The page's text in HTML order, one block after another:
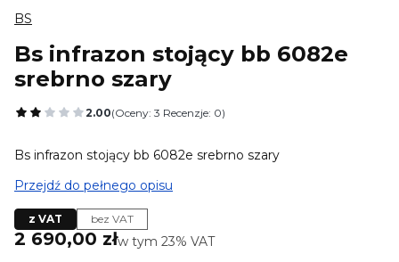
BS
Bs infrazon stojący bb 6082e
srebrno szary
2.00(Oceny: 3 Recenzje: 0)
Przejdź do sekcji Opinie
Bs infrazon stojący bb 6082e srebrno szary
Przejdź do pełnego opisu
z VAT bez VAT
Cena
2 690,00 złw tym 23% VAT
w tym 23% VAT